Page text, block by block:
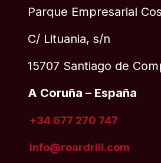
Parque Empresarial
C/ Lituania, s/n
15707 Santiago de
A Coruña – España
+34 677 270 747
info@roardrill.com